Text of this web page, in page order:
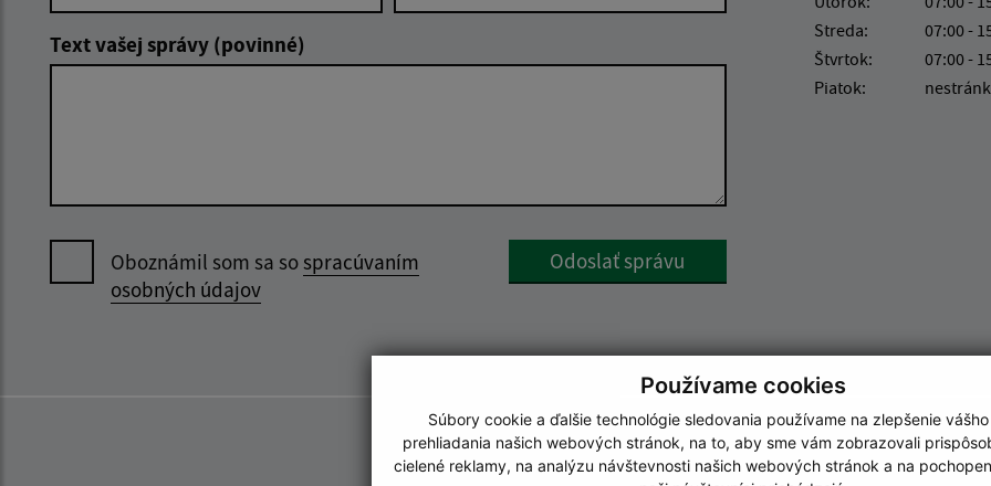
Používame cookies
Súbory cookie a ďalšie technológie sledovania používame na zlepšenie
prehliadania našich webových stránok, na to, aby sme vám zobrazovali
cielené reklamy, na analýzu návštevnosti našich webových stránok a na
Text vašej správy (povinné)
Oboznámil som sa sospracúvaním
osobných údajov
Odoslať správu
Streda:
07:00 -
Štvrtok:
07:00 -
Piatok: